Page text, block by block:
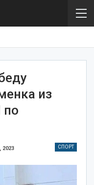
из
по
СПОРТ
2023